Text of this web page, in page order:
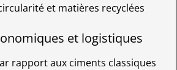
et matières recyclées
et logistiques
rapport aux ciments classiques